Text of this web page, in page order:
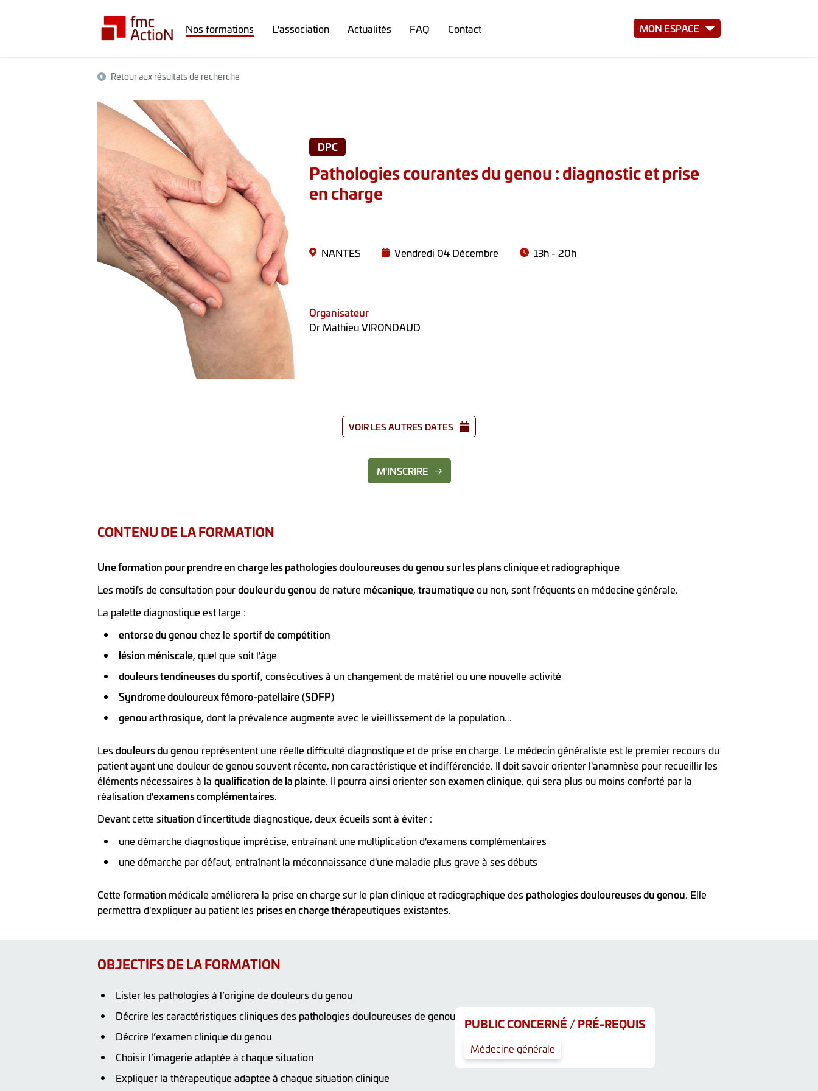
Nos formations L'association Actualités FAQ Contact MON ESPACE
Retour aux résultats de recherche
DPC
Pathologies courantes du genou : diagnostic et prise
en charge
NANTES Vendredi 04 Décembre 13h - 20h
Organisateur
Dr Mathieu VIRONDAUD
VOIR LES AUTRES DATES
M'INSCRIRE
CONTENU DE LA FORMATION
Une formation pour prendre en charge les pathologies douloureuses du genou sur les plans clinique et radiographique
Les motifs de consultation pourdouleur du genou de nature mécanique, traumatiqueou non, sont fréquents en médecine générale.
La palette diagnostique est large :
entorse du genou chez le sportif de compétition
lésion méniscale, quel que soit l'âge
douleurs tendineuses du sportif, consécutives à un changement de matériel ou une nouvelle activité
Syndrome douloureux fémoro-patellaire(SDFP)
genou arthrosique, dont la prévalence augmente avec le vieillissement de la population...
Les douleurs du genou représentent une réelle difficulté diagnostique et de prise en charge. Le médecin généraliste est le premier recours du
patient ayant une douleur de genou souvent récente, non caractéristique et indifférenciée. Il doit savoir orienter l'anamnèse pour recueillir les
éléments nécessaires à la qualification de la plainte. Il pourra ainsi orienter sonexamen clinique, qui sera plus ou moins conforté par la
réalisation d'examens complémentaires.
Devant cette situation d'incertitude diagnostique, deux écueils sont à éviter :
une démarche diagnostique imprécise, entraînant une multiplication d'examens complémentaires
une démarche par défaut, entraînant la méconnaissance d'une maladie plus grave à ses débuts
Cette formation médicale améliorera la prise en charge sur le plan clinique et radiographique des pathologies douloureuses du genou. Elle
permettra d'expliquer au patient les prises en charge thérapeutiquesexistantes.
OBJECTIFS DE LA FORMATION
Lister les pathologies à l’origine de douleurs du genou
Décrire les caractéristiques cliniques des pathologies douloureuses de genou
Décrire l’examen clinique du genou
Choisir l’imagerie adaptée à chaque situation
Expliquer la thérapeutique adaptée à chaque situation clinique
PUBLIC CONCERNÉ / PRÉ-REQUIS
Médecine générale